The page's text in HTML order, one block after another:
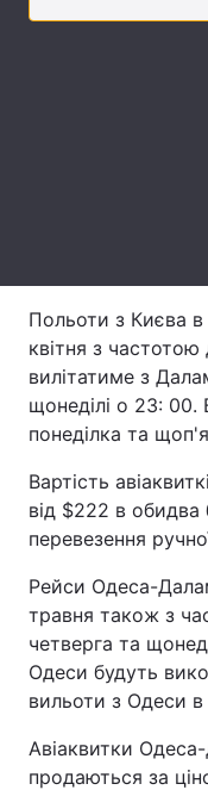
Відео з Youtube
Інтерв'ю
Архів
Контакти
Послуги
Тема оформлення
Польоти з Києва
квітня з
вилітатиме з
щонеділі о 23: 00.
понеділка та
Вартість
від $222 в
перевезення
Рейси Одеса-
травня також з
четверга та
Одеси будуть
вильоти з Одеси в
Авіаквитки
продаються за